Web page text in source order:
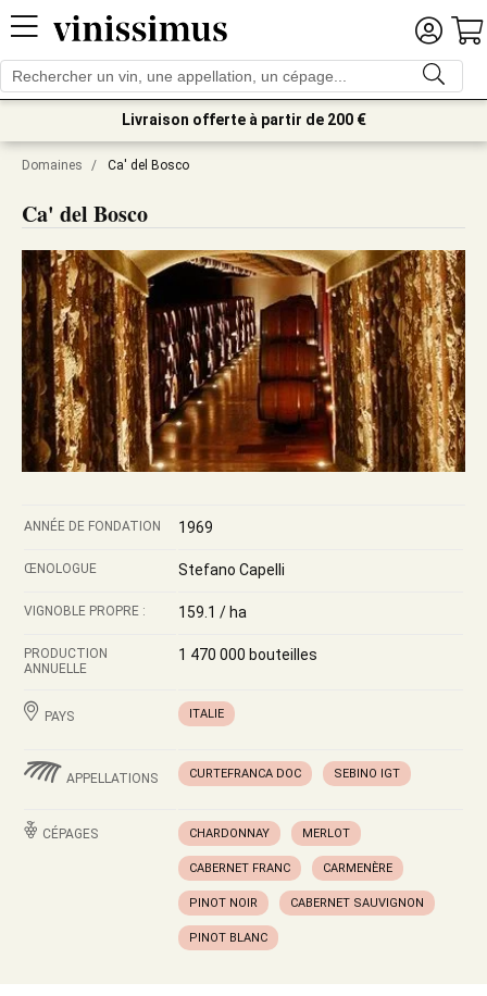
Livraison offerte à partir de 200 €
Domaines / Ca' del Bosco
Ca' del Bosco
ANNÉE DE FONDATION 1969
ŒNOLOGUE Stefano Capelli
VIGNOBLE PROPRE : 159.1 / ha
PRODUCTION
ANNUELLE
1 470 000 bouteilles
PAYS ITALIE
APPELLATIONS CURTEFRANCA DOC SEBINO IGT
CÉPAGES CHARDONNAY MERLOT
CABERNET FRANC CARMENÈRE
PINOT NOIR CABERNET SAUVIGNON
PINOT BLANC